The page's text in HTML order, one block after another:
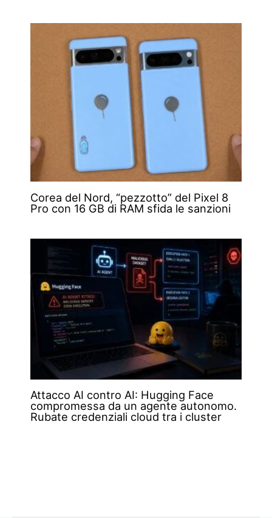
Corea del Nord, “pezzotto” del Pixel 8
Pro con 16 GB di RAM sfida le sanzioni
Attacco AI contro AI: Hugging Face
compromessa da un agente autonomo.
Rubate credenziali cloud tra i cluster